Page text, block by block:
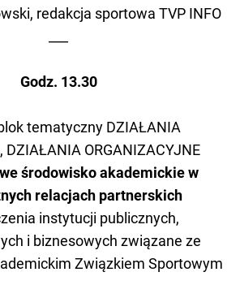
redakcja sportowa TVP INFO
Godz. 13.30
tematyczny DZIAŁANIA
DZIAŁANIA ORGANIZACYJNE
środowisko akademickie w
relacjach partnerskich
instytucji publicznych,
i biznesowych związane ze
Związkiem Sportowym